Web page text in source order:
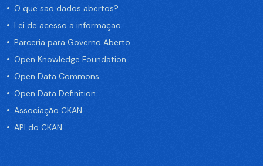
O que são dados abertos?
Lei de acesso a informação
Parceria para Governo Aberto
Open Knowledge Foundation
Open Data Commons
Open Data Definition
Associação CKAN
API do CKAN